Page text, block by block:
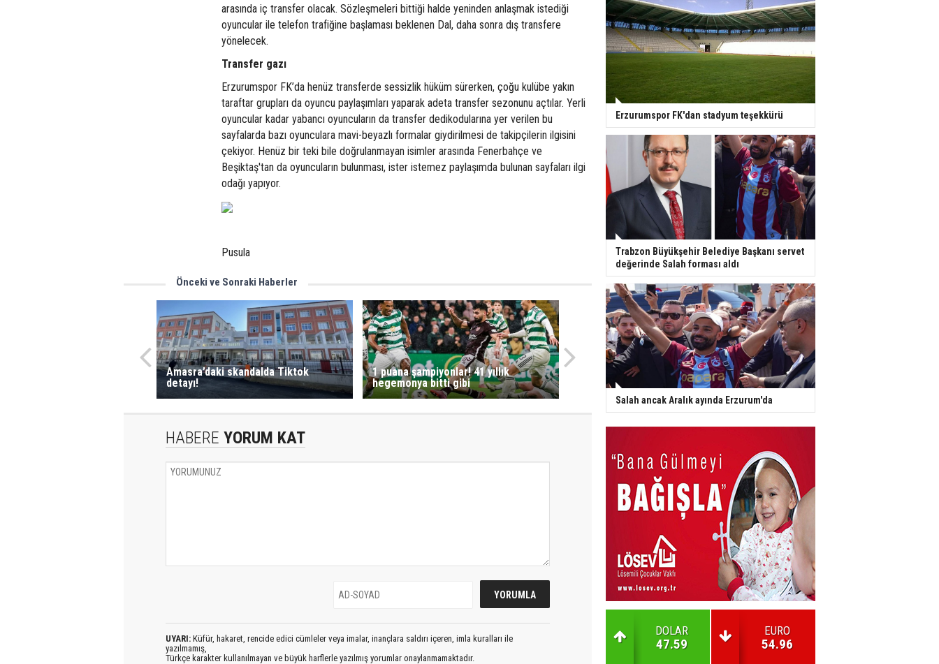
arasında iç transfer olacak. Sözleşmeleri bittiği halde yeninden anlaşmak istediği
oyuncular ile telefon trafiğine başlaması beklenen Dal, daha sonra dış transfere
yönelecek.
Transfer gazı
Erzurumspor FK’da henüz transferde sessizlik hüküm sürerken, çoğu kulübe yakın
taraftar grupları da oyuncu paylaşımları yaparak adeta transfer sezonunu açtılar. Yerli
oyuncular kadar yabancı oyuncuların da transfer dedikodularına yer verilen bu
sayfalarda bazı oyunculara mavi-beyazlı formalar giydirilmesi de takipçilerin ilgisini
çekiyor. Henüz bir teki bile doğrulanmayan isimler arasında Fenerbahçe ve
Beşiktaş'tan da oyuncuların bulunması, ister istemez paylaşımda bulunan sayfaları ilgi
odağı yapıyor.
Pusula
Önceki ve Sonraki Haberler
Amasra’daki skandalda Tiktok
detayı!
1 puana şampiyonlar! 41 yıllık
hegemonya bitti gibi
HABERE YORUM KAT
UYARI: Küfür, hakaret, rencide edici cümleler veya imalar, inançlara saldırı içeren, imla kuralları ile
yazılmamış,
Türkçe karakter kullanılmayan ve büyük harflerle yazılmış yorumlar onaylanmamaktadır.
Erzurumspor FK'dan stadyum teşekkürü
Trabzon Büyükşehir Belediye Başkanı servet
değerinde Salah forması aldı
Salah ancak Aralık ayında Erzurum'da
DOLAR
47.59
EURO
54.96